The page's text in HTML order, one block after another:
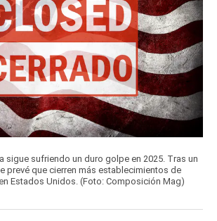
sigue sufriendo un duro golpe en 2025. Tras un
prevé que cierren más establecimientos de
Estados Unidos. (Foto: Composición Mag)